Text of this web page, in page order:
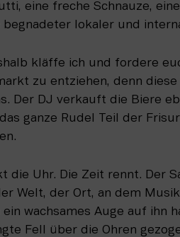
eine freche Schnauze,
begnadeter lokaler und
kläffe ich und fordere
zu entziehen, denn
Der DJ verkauft die Biere
ganze Rudel Teil der
die Uhr. Die Zeit rennt. Der
Welt, der Ort, an dem
ein wachsames Auge auf ihn
Fell über die Ohren